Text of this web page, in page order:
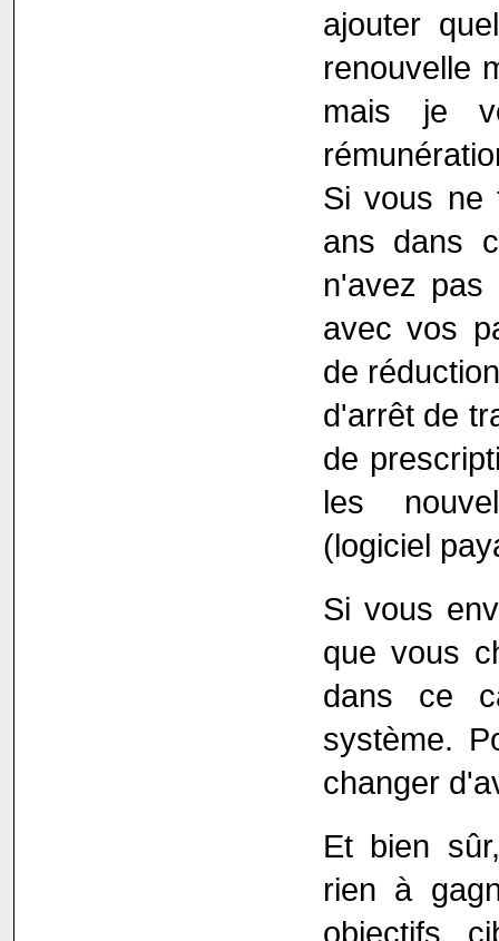
ajouter
renouvelle
mais je
Si vous ne
ans dans
n'avez pas
avec vos
de
d'arrêt de
de
les
(logiciel
Si vous
que vous
dans ce
système.
changer
Et bien
rien à
objectifs